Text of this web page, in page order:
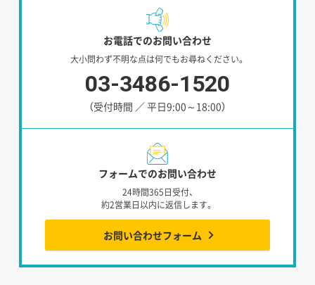
お電話でのお問い合わせ
大小問わず不明な点は何でもお尋ねください。
03-3486-1520
（受付時間 ／ 平日9:00～18:00）
フォームでのお問い合わせ
24時間365日受付、
約2営業日以内に返信します。
お問い合わせフォーム